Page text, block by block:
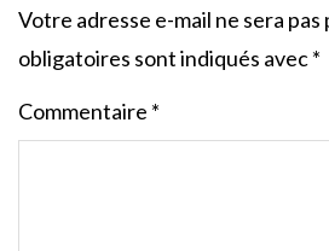
Votre adresse e-mail ne sera pas
obligatoires sont indiqués avec*
Commentaire *